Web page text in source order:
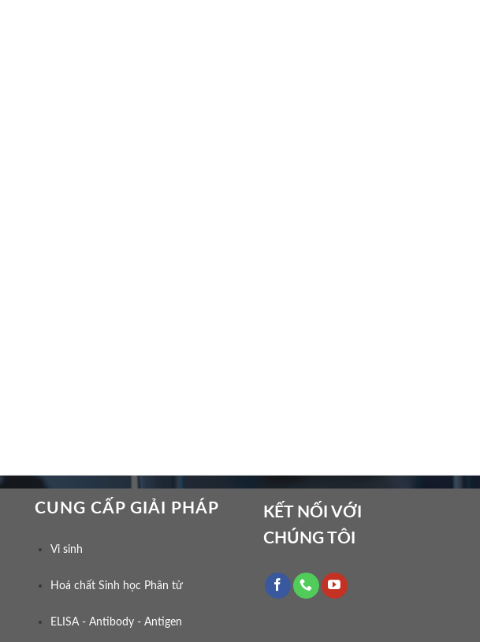
CUNG CẤP GIẢI PHÁP
Vi sinh
Hoá chất Sinh học Phân tử
ELISA - Antibody - Antigen
KẾT NỐI VỚI
CHÚNG TÔI